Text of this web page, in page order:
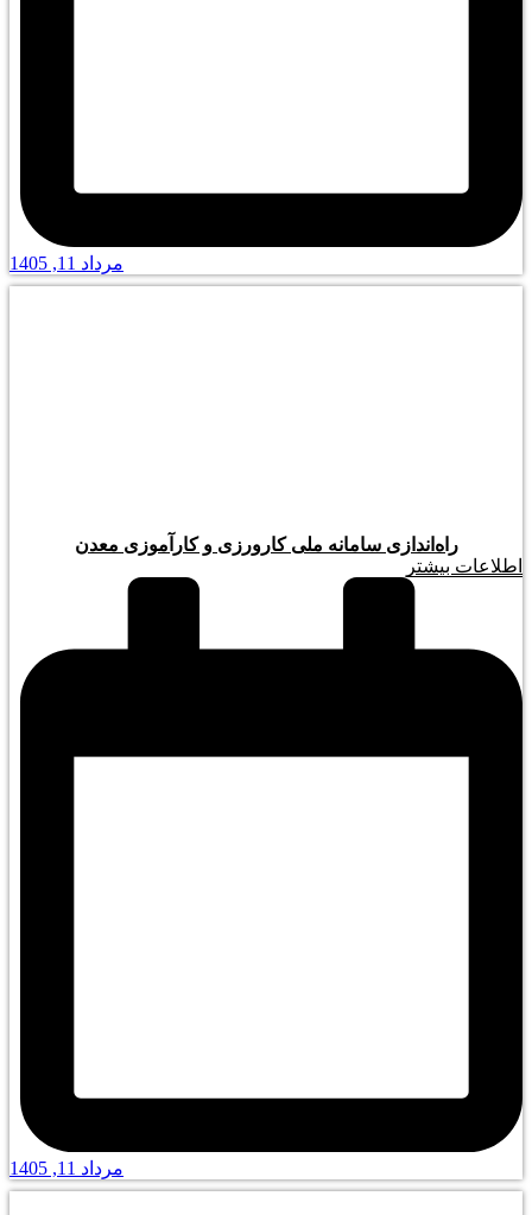
مرداد 11, 1405
راه‌اندازی سامانه ملی کارورزی و کارآموزی معدن
اطلاعات بیشتر
مرداد 11, 1405